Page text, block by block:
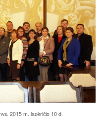
2015 m. lapkričio 10 d.